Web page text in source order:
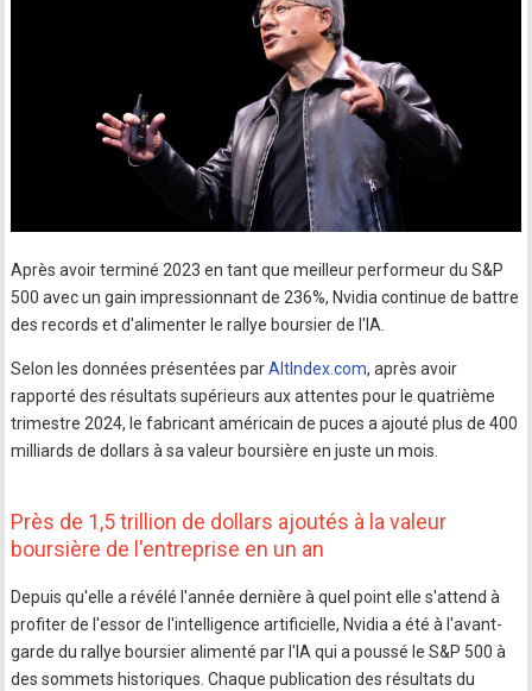
Après avoir terminé 2023 en tant que meilleur performeur du S&P
500 avec un gain impressionnant de 236%, Nvidia continue de battre
des records et d'alimenter le rallye boursier de l'IA.
Selon les données présentées parAltIndex.com, après avoir
rapporté des résultats supérieurs aux attentes pour le quatrième
trimestre 2024, le fabricant américain de puces a ajouté plus de 400
milliards de dollars à sa valeur boursière en juste un mois.
Près de 1,5 trillion de dollars ajoutés à la valeur
boursière de l'entreprise en un an
Depuis qu'elle a révélé l'année dernière à quel point elle s'attend à
profiter de l'essor de l'intelligence artificielle, Nvidia a été à l'avant-
garde du rallye boursier alimenté par l'IA qui a poussé le S&P 500 à
des sommets historiques. Chaque publication des résultats du